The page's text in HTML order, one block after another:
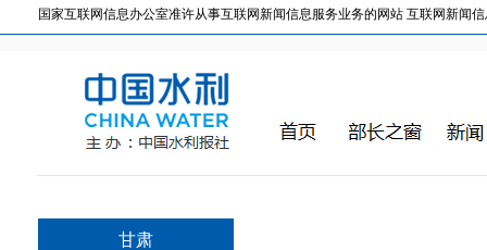
国家互联网信息办公室准许从事互联网新闻信息服务业务的网站 互联网新闻信
甘肃